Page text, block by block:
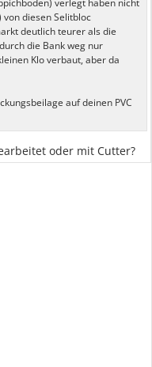
verlegt haben nicht
von diesen Selitbloc
deutlich teurer als die
die Bank weg nur
Klo verbaut, aber da
auf deinen PVC
oder mit Cutter?